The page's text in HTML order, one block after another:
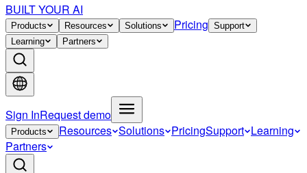
BUILT YOUR AI
Products Resources Solutions Pricing Support
Learning
Partners
Sign InRequest demo
Products Resources Solutions PricingSupport Learning
Partners